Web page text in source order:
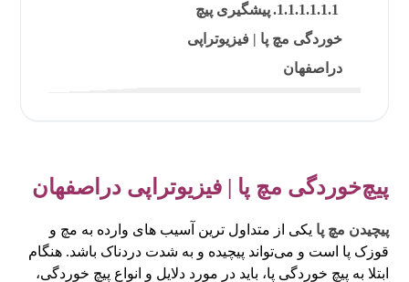
پیشگیری پیچ
خوردگی مچ پا | فیزیوتراپی
دراصفهان
پیچ‌خوردگی مچ پا | فیزیوتراپی دراصفهان
پیچیدن مچ پا یکی از متداول ترین آسیب های وارده به مچ و
قوزک پا است و می‌تواند پیچیده و به شدت دردناک باشد. هنگام
ابتلا به پیچ خوردگی پا، باید در مورد دلایل و انواع پیچ خوردگی،